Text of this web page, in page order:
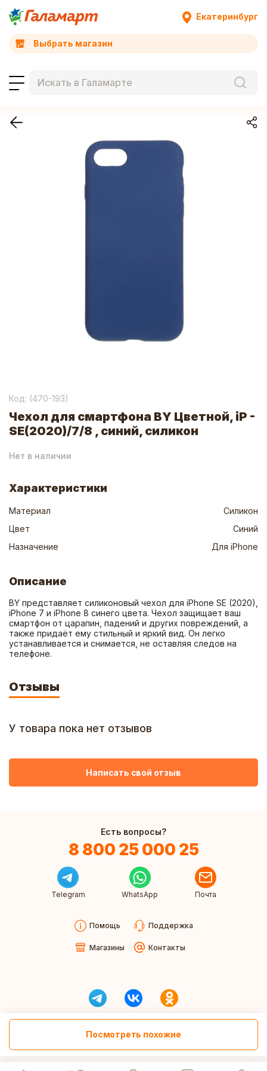
Екатеринбург
Выбрать магазин
Код: (470-193)
Чехол для смартфона BY Цветной, iP -
SE(2020)/7/8 , синий, силикон
Нет в наличии
Посмотреть похожие
Характеристики
Материал
Силикон
Цвет
Синий
Назначение
Для iPhone
Описание
BY представляет силиконовый чехол для iPhone SE (2020),
iPhone 7 и iPhone 8 синего цвета. Чехол защищает ваш
смартфон от царапин, падений и других повреждений, а
также придаёт ему стильный и яркий вид. Он легко
устанавливается и снимается, не оставляя следов на
телефоне.
Отзывы
У товара пока нет отзывов
Написать свой отзыв
Есть вопросы?
8 800 25 000 25
Telegram WhatsApp Почта
Помощь Поддержка
Магазины Контакты